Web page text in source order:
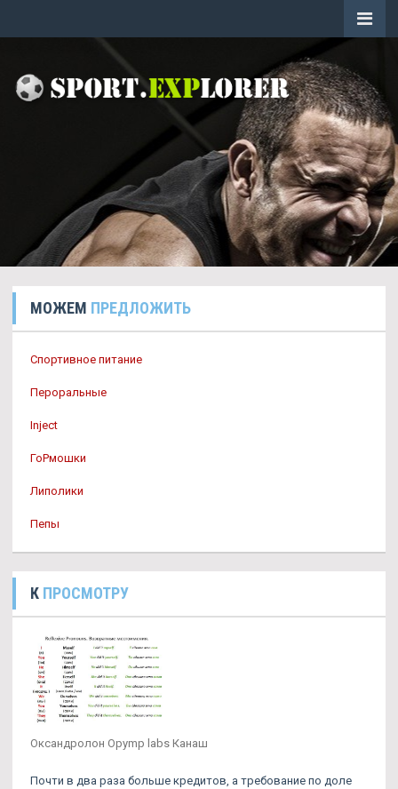
МОЖЕМ ПРЕДЛОЖИТЬ
Спортивное питание
Пероральные
Inject
ГоРмошки
Липолики
Пепы
К ПРОСМОТРУ
Оксандролон Opymp labs Канаш
Почти в два раза больше кредитов, а требование по доле